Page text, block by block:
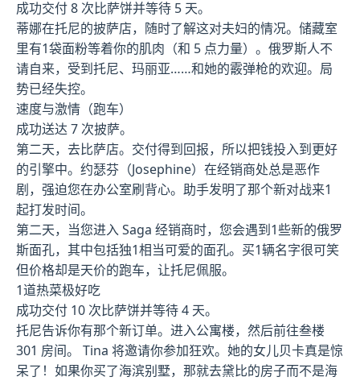
成功交付 8 次比萨饼并等待 5 天。
蒂娜在托尼的披萨店，随时了解这对夫妇的情况。储藏室
里有1袋面粉等着你的肌肉（和 5 点力量）。俄罗斯人不
请自来，受到托尼、玛丽亚……和她的霰弹枪的欢迎。局
势已经失控。
速度与激情（跑车）
成功送达 7 次披萨。
第二天，去比萨店。交付得到回报，所以把钱投入到更好
的引擎中。约瑟芬（Josephine）在经销商处总是恶作
剧，强迫您在办公室刷背心。助手发明了那个新对战来1
起打发时间。
第二天，当您进入 Saga 经销商时，您会遇到1些新的俄罗
斯面孔，其中包括独1相当可爱的面孔。买1辆名字很可笑
但价格却是天价的跑车，让托尼佩服。
1道热菜极好吃
成功交付 10 次比萨饼并等待 4 天。
托尼告诉你有那个新订单。进入公寓楼，然后前往叁楼
301 房间。 Tina 将邀请你参加狂欢。她的女儿贝卡真是惊
呆了！如果你买了海滨别墅，那就去黛比的房子而不是海